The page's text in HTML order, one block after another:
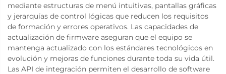
mediante estructuras de menú intuitivas, pantallas gráficas
y jerarquías de control lógicas que reducen los requisitos
de formación y errores operativos. Las capacidades de
actualización de firmware aseguran que el equipo se
mantenga actualizado con los estándares tecnológicos en
evolución y mejoras de funciones durante toda su vida útil.
Las API de integración permiten el desarrollo de software